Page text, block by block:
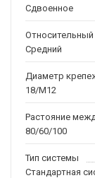
Сдвоенное
Средний
Диаметр
18/M12
Растояние
80/60/100
Тип системы
Стандартная